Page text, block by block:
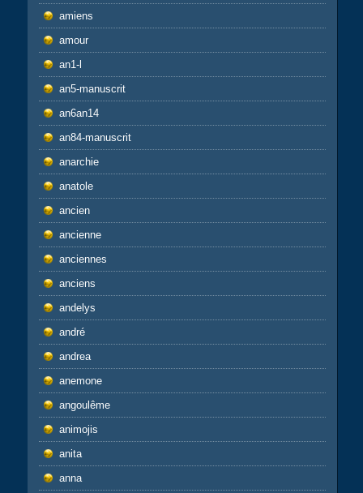
amiens
amour
an1-l
an5-manuscrit
an6an14
an84-manuscrit
anarchie
anatole
ancien
ancienne
anciennes
anciens
andelys
andré
andrea
anemone
angoulême
animojis
anita
anna